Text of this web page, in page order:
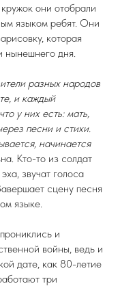
они отобрали
языком ребят. Они
которая
нынешнего дня.
разных народов
и каждый
у них есть: мать,
песни и стихи.
начинается
Кто-то из солдат
звучат голоса
сцену песня
языке.
и
войны, ведь и
дате, как 80-летие
три